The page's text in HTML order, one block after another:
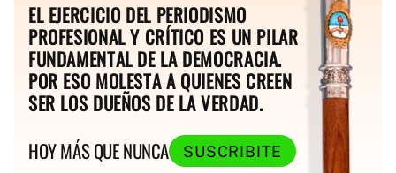
EL EJERCICIO DEL PERIODISMO
PROFESIONAL Y CRÍTICO ES UN PILAR
FUNDAMENTAL DE LA DEMOCRACIA.
POR ESO MOLESTA A QUIENES CREEN
SER LOS DUEÑOS DE LA VERDAD.
HOY MÁS QUE NUNCA
SUSCRIBITE